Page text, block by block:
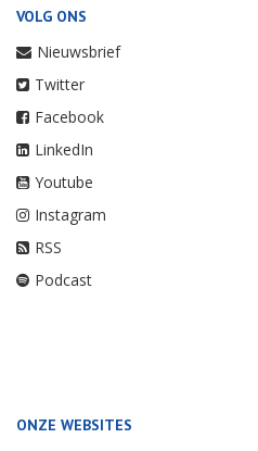
VOLG ONS
Nieuwsbrief
Twitter
Facebook
LinkedIn
Youtube
Instagram
RSS
Podcast
ONZE WEBSITES